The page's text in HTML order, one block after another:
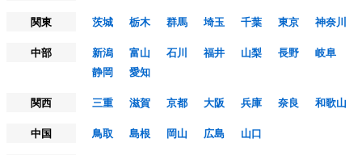
関東
茨城 栃木 群馬 埼玉 千葉 東京
神奈川
中部
新潟 富山 石川 福井 山梨 長野
岐阜
静岡
愛知
関西
三重 滋賀 京都 大阪 兵庫 奈良
和歌山
中国
鳥取 島根 岡山 広島
山口